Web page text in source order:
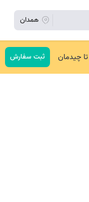
همدان
چیدمان ثبت سفارش